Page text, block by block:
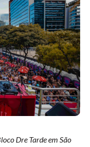
Dre Tarde em São